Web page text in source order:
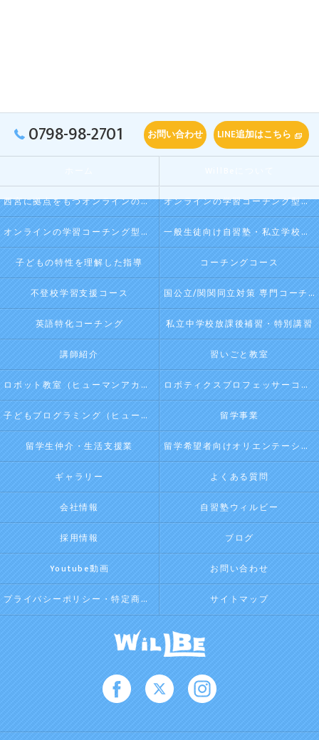
0798-98-2701 お問い合わせ LINE追加はこちら
西宮に拠点をもつオンラインの学習コーチング型・映像授業型の塾･自習塾WillBeの口コミ情報 オンラインの学習コーチング型・映像授業型の塾･自習塾WillBeの評判
オンラインの学習コーチング型・映像授業型の塾･自習塾WillBeのお客様の声 一般生徒向け自習塾・私立学校向け放課後学習
子どもの特性を理解した指導 コーチングコース
不登校学習支援コース 国公立/関関同立対策 専門コーチング
英語特化コーチング 私立中学校放課後補習・特別講習
講師紹介 習いごと教室
ロボット教室（ヒューマンアカデミージュニアプログラム） ロボティクスプロフェッサーコース（ヒューマンアカデミージュニアプログラム）
子どもプログラミング（ヒューマンアカデミージュニアプログラム） 留学事業
留学生仲介・生活支援業 留学希望者向けオリエンテーション
ギャラリー よくある質問
会社情報 自習塾ウィルビー
採用情報 ブログ
Youtube動画 お問い合わせ
プライバシーポリシー・特定商取引法に基づく表記 サイトマップ